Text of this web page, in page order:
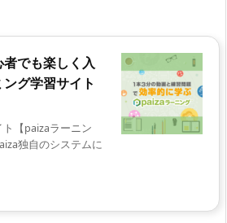
でも楽しく入
グ学習サイト
【paizaラーニン
独自のシステムに